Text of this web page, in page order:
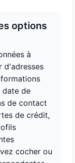
options
à
d'adresses
date de
de contact
de crédit,
cocher ou